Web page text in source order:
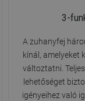
3-
A zuhanyfej
kínál, amelyeket
változtatni.
lehetőséget
igényeihez való